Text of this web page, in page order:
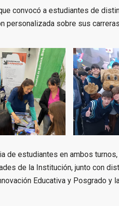
convocó a estudiantes de
personalizada sobre sus
de estudiantes en ambos turnos,
de la Institución, junto con
Educativa y Posgrado y